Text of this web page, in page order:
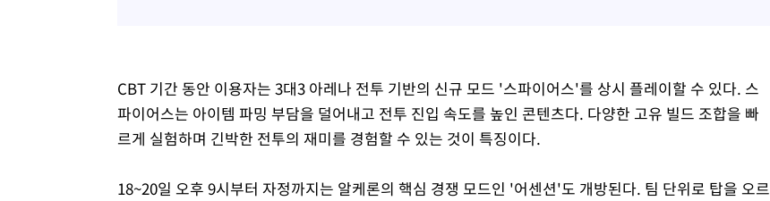
CBT 기간 동안 이용자는 3대3 아레나 전투 기반의 신규 모드 '스파이어스'를 상시 플레이할 수 있다. 스
파이어스는 아이템 파밍 부담을 덜어내고 전투 진입 속도를 높인 콘텐츠다. 다양한 고유 빌드 조합을 빠
르게 실험하며 긴박한 전투의 재미를 경험할 수 있는 것이 특징이다.
18~20일 오후 9시부터 자정까지는 알케론의 핵심 경쟁 모드인 '어센션'도 개방된다. 팀 단위로 탑을 오르